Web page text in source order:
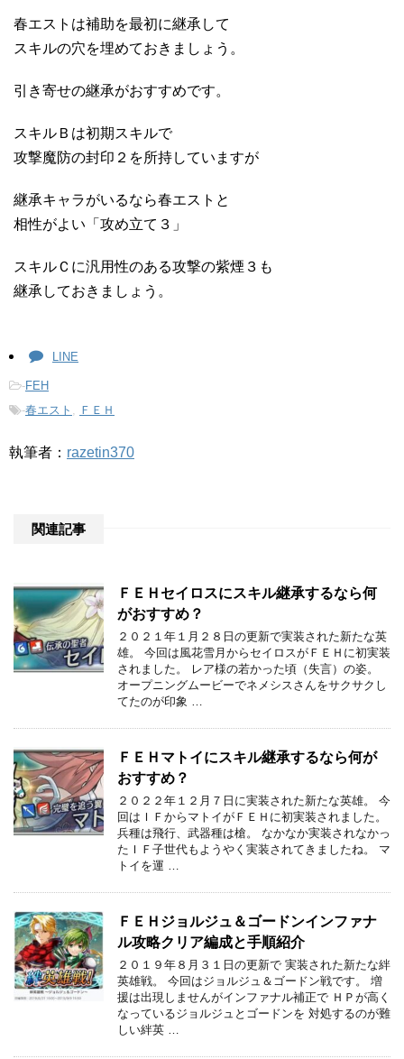
春エストは補助を最初に継承して
スキルの穴を埋めておきましょう。
引き寄せの継承がおすすめです。
スキルＢは初期スキルで
攻撃魔防の封印２を所持していますが
継承キャラがいるなら春エストと
相性がよい「攻め立て３」
スキルＣに汎用性のある攻撃の紫煙３も
継承しておきましょう。
LINE
-FEH
-春エスト ＦＥＨ
執筆者： razetin370
関連記事
ＦＥＨセイロスにスキル継承するなら何
がおすすめ？
２０２１年１月２８日の更新で実装された新たな英
雄。 今回は風花雪月からセイロスがＦＥＨに初実装
されました。 レア様の若かった頃（失言）の姿。
オープニングムービーでネメシスさんをサクサクし
てたのが印象 …
ＦＥＨマトイにスキル継承するなら何が
おすすめ？
２０２２年１２月７日に実装された新たな英雄。 今
回はＩＦからマトイがＦＥＨに初実装されました。
兵種は飛行、武器種は槍。 なかなか実装されなかっ
たＩＦ子世代もようやく実装されてきましたね。 マ
トイを運 …
ＦＥＨジョルジュ＆ゴードンインファナ
ル攻略クリア編成と手順紹介
２０１９年８月３１日の更新で 実装された新たな絆
英雄戦。 今回はジョルジュ＆ゴードン戦です。 増
援は出現しませんがインファナル補正で ＨＰが高く
なっているジョルジュとゴードンを 対処するのが難
しい絆英 …